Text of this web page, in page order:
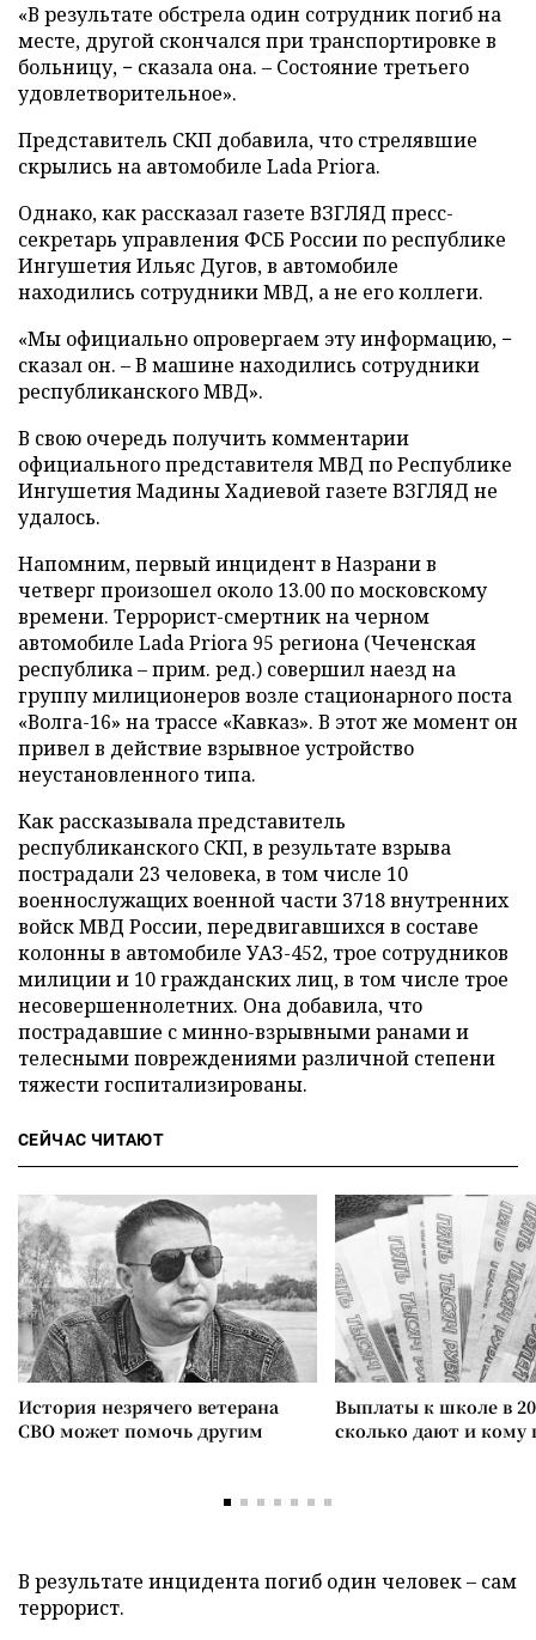
«В результате обстрела один сотрудник погиб на
месте, другой скончался при транспортировке в
больницу, − сказала она. – Состояние третьего
удовлетворительное».
Представитель СКП добавила, что стрелявшие
скрылись на автомобиле Lada Priora.
Однако, как рассказал газете ВЗГЛЯД пресс-
секретарь управления ФСБ России по республике
Ингушетия Ильяс Дугов, в автомобиле
находились сотрудники МВД, а не его коллеги.
«Мы официально опровергаем эту информацию, −
сказал он. – В машине находились сотрудники
республиканского МВД».
В свою очередь получить комментарии
официального представителя МВД по Республике
Ингушетия Мадины Хадиевой газете ВЗГЛЯД не
удалось.
Напомним, первый инцидент в Назрани в
четверг произошел около 13.00 по московскому
времени. Террорист-смертник на черном
автомобиле Lada Priora 95 региона (Чеченская
республика – прим. ред.) совершил наезд на
группу милиционеров возле стационарного поста
«Волга-16» на трассе «Кавказ». В этот же момент он
привел в действие взрывное устройство
неустановленного типа.
Как рассказывала представитель
республиканского СКП, в результате взрыва
пострадали 23 человека, в том числе 10
военнослужащих военной части 3718 внутренних
войск МВД России, передвигавшихся в составе
колонны в автомобиле УАЗ-452, трое сотрудников
милиции и 10 гражданских лиц, в том числе трое
несовершеннолетних. Она добавила, что
пострадавшие с минно-взрывными ранами и
телесными повреждениями различной степени
тяжести госпитализированы.
СЕЙЧАС ЧИТАЮТ
История незрячего ветерана
СВО может помочь другим
Выплаты к школе в
сколько дают и
В результате инцидента погиб один человек – сам
террорист.